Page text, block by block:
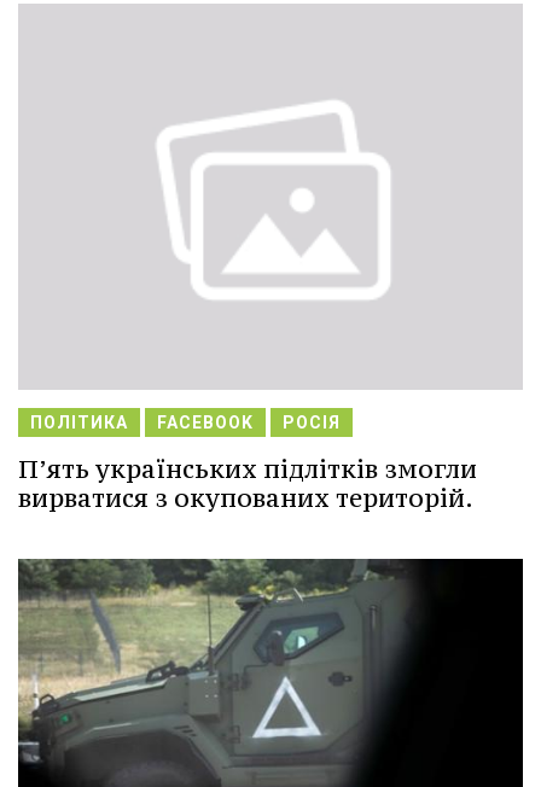
ПОЛІТИКА FACEBOOK РОСІЯ
П’ять українських підлітків змогли
вирватися з окупованих територій.